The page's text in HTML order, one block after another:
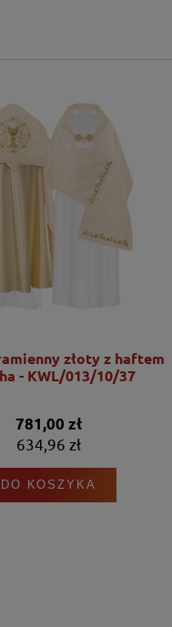
złoty z haftem
- KWL/013/10/37
781,00 zł
634,96 zł
DO KOSZYKA